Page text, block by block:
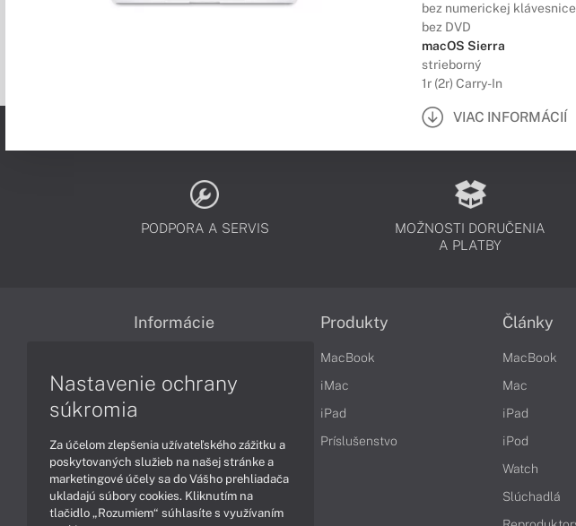
bez numerickej klávesnice
bez DVD
macOS Sierra
strieborný
1r (2r) Carry-In
VIAC INFORMÁCIÍ
PODPORA A SERVIS
MOŽNOSTI DORUČENIA
A PLATBY
Informácie
Reklamačné podmienky
Ochrana osobných údajov
Vrátenie tovaru
Vyhlásenie o prístupnosti
Cookies
Produkty
MacBook
iMac
iPad
Príslušenstvo
Články
MacBook
Mac
iPad
iPod
Watch
Slúchadlá
Nastavenie ochrany
súkromia
Za účelom zlepšenia užívateľského zážitku a
poskytovaných služieb na našej stránke a
marketingové účely sa do Vášho prehliadača
ukladajú súbory cookies. Kliknutím na
tlačidlo „Rozumiem“ súhlasíte s využívaním